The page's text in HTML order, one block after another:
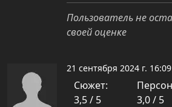
Пользователь не
своей оценке
21 сентября 2024 г.
Сюжет:
3,5 / 5
3,0 / 5